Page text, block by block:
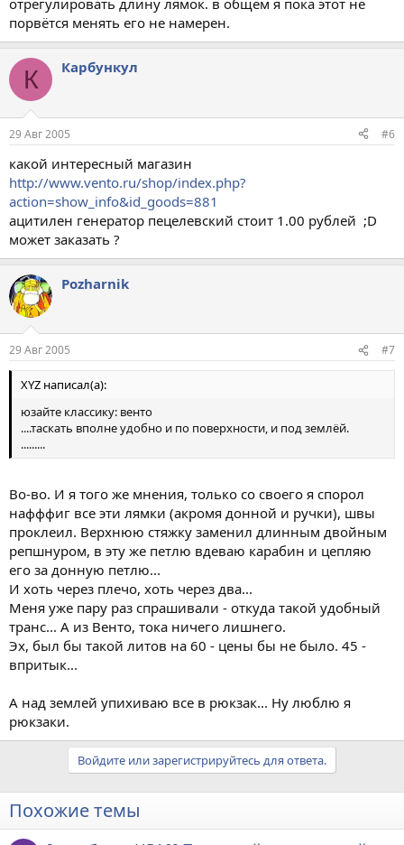
отрегулировать длину лямок. в общем я пока этот не
порвётся менять его не намерен.
К Карбункул
29 Авг 2005 #6
какой интересный магазин
http://www.vento.ru/shop/index.php?
action=show_info&id_goods=881
ацитилен генератор пецелевский стоит 1.00 рублей ;D
может заказать ?
Pozharnik
29 Авг 2005 #7
XYZ написал(а):
юзайте классику: венто
....таскать вполне удобно и по поверхности, и под землёй.
.........
Во-во. И я того же мнения, только со своего я спорол
нафффиг все эти лямки (акромя донной и ручки), швы
проклеил. Верхнюю стяжку заменил длинным двойным
репшнуром, в эту же петлю вдеваю карабин и цепляю
его за донную петлю...
И хоть через плечо, хоть через два...
Меня уже пару раз спрашивали - откуда такой удобный
транс... А из Венто, тока ничего лишнего.
Эх, был бы такой литов на 60 - цены бы не было. 45 -
впритык...
А над землей упихиваю все в рюкзак... Ну люблю я
рюкзаки.
Войдите или зарегистрируйтесь для ответа.
Похожие темы